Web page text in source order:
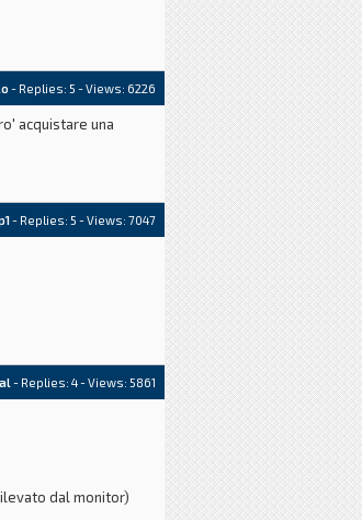
- Replies: 5 - Views: 6226
acquistare una
- Replies: 5 - Views: 7047
- Replies: 4- Views: 5861
dal monitor)